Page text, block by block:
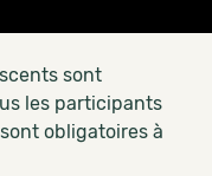
sont
les participants
obligatoires à